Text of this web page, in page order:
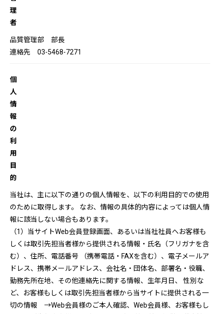
理
者
品質管理部 部長
連絡先 03-5468-7271
個
人
情
報
の
利
用
目
的
当社は、主に以下の通りの個人情報を、以下の利用目的での使用
のために取得します。 なお、情報の具体的内容によっては個人情
報に該当しない場合もあります。
（1）当サイトWeb会員登録画面、あるいは当社社員へお客様も
しくは取引先担当者様から提供される情報・氏名（フリガナを含
む）、住所、電話番号 （携帯電話・FAXを含む）、電子メールア
ドレス、携帯メールアドレス、会社名・団体名、部署名・役職、
勤務先所在地、その他連絡先に関する情報、生年月日、 性別な
ど、お客様もしくは取引先担当者様から当サイトに提供される一
切の情報 →Web会員様のご本人確認、Web会員様、お客様もし